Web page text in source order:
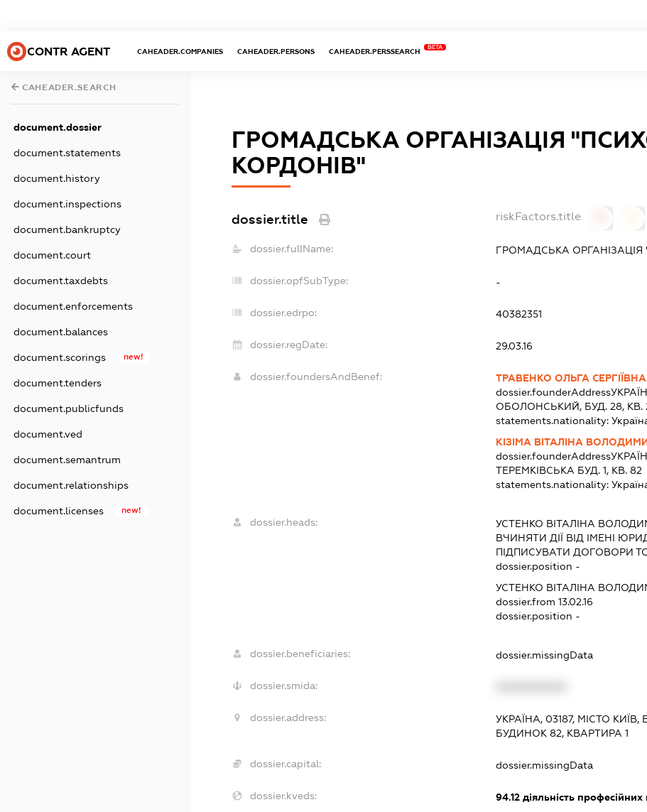
CONTR AGENT CAHEADER.COMPANIES CAHEADER.PERSONS CAHEADER.PERSSEARCH
BETA
CAHEADER.SEARCH
document.dossier
document.statements
document.history
document.inspections
document.bankruptcy
document.court
document.taxdebts
document.enforcements
document.balances
document.scorings new!
document.tenders
document.publicfunds
document.ved
document.semantrum
document.relationships
document.licenses new!
ГРОМАДСЬКА ОРГАНІЗАЦІЯ
КОРДОНІВ"
dossier.title riskFactors.title
dossier.fullName: ГРОМАДСЬКА
dossier.opfSubType: -
dossier.edrpo: 40382351
dossier.regDate: 29.03.16
dossier.foundersAndBenef:
ТРАВЕНКО ОЛЬГА СЕРГІЇВНА
dossier.founderAddress
ОБОЛОНСЬКИЙ, БУД. 28, КВ.
statements.nationality:
КІЗІМА ВІТАЛІНА
dossier.founderAddress
ТЕРЕМКІВСЬКА БУД. 1, КВ. 82
statements.nationality:
dossier.heads: УСТЕНКО ВІТАЛІНА
ВЧИНЯТИ ДІЇ ВІД ІМЕНІ
ПІДПИСУВАТИ ДОГОВОРИ
dossier.position -
УСТЕНКО ВІТАЛІНА
dossier.from 13.02.16
dossier.position -
dossier.beneficiaries: dossier.missingData
dossier.smida:
dossier.address:
УКРАЇНА, 03187, МІСТО
БУДИНОК 82, КВАРТИРА 1
dossier.capital: dossier.missingData
dossier.kveds: 94.12діяльність професійних